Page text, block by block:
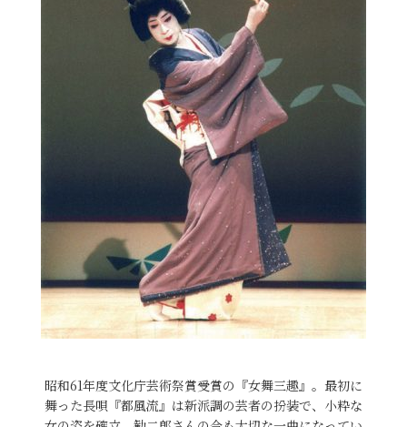
昭和61年度文化庁芸術祭賞受賞の『女舞三趣』。最初に
舞った長唄『都風流』は新派調の芸者の扮装で、小粋な